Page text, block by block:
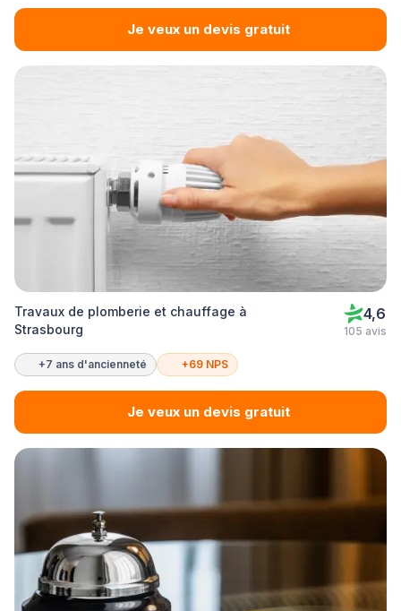
Je veux un devis gratuit
Travaux de plomberie et chauffage à
Strasbourg
4,6
105 avis
+7 ans d'ancienneté +69 NPS
Je veux un devis gratuit